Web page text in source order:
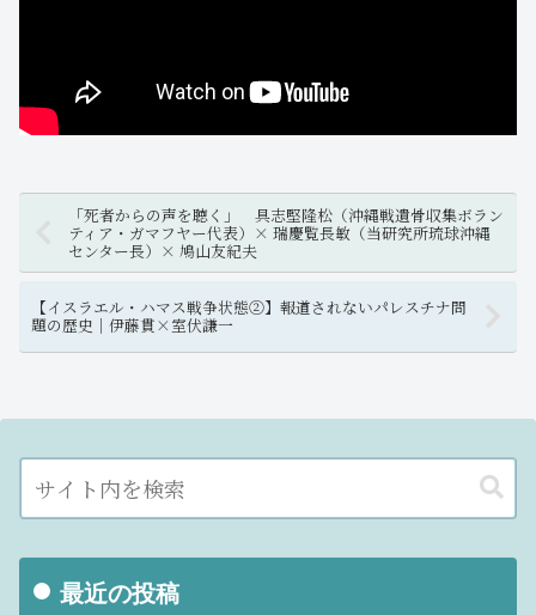
「死者からの声を聴く」 具志堅隆松（沖縄戦遺骨収集ボラン
ティア・ガマフヤー代表）× 瑞慶覧長敏（当研究所琉球沖縄
センター長）× 鳩山友紀夫
【イスラエル・ハマス戦争状態②】報道されないパレスチナ問
題の歴史｜伊藤貫×室伏謙一
最近の投稿